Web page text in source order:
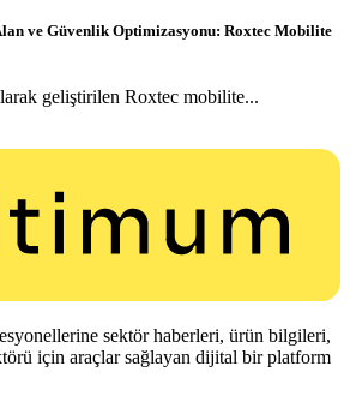
ve Güvenlik Optimizasyonu: Roxtec Mobilite
geliştirilen Roxtec mobilite...
sektör haberleri, ürün bilgileri,
için araçlar sağlayan dijital bir platform